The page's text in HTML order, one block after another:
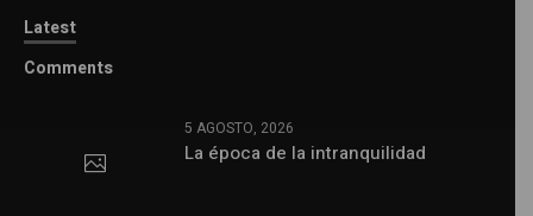
Latest
Comments
5 AGOSTO, 2026
La época de la intranquilidad